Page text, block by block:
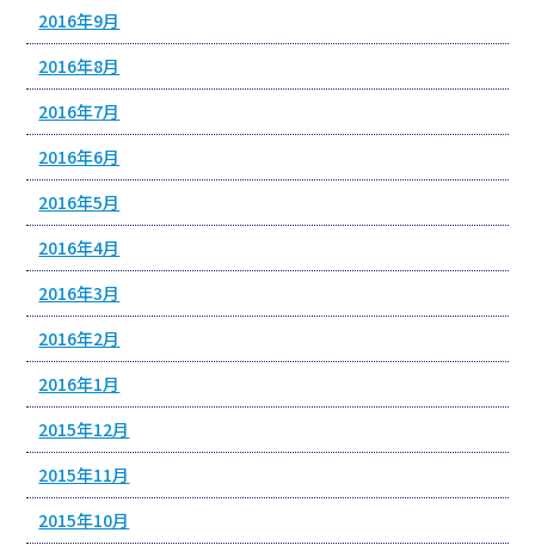
2016年9月
2016年8月
2016年7月
2016年6月
2016年5月
2016年4月
2016年3月
2016年2月
2016年1月
2015年12月
2015年11月
2015年10月